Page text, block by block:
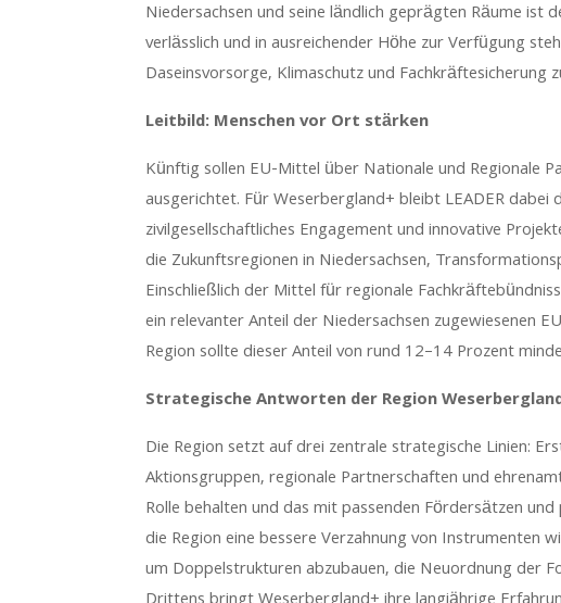
Niedersachsen und seine ländlich geprägten Räume ist
verlässlich und in ausreichender Höhe zur Verfügung
Daseinsvorsorge, Klimaschutz und Fachkräftesicherung
Leitbild: Menschen vor Ort stärken
Künftig sollen EU-Mittel über Nationale und Regionale
ausgerichtet. Für Weserbergland+ bleibt LEADER
zivilgesellschaftliches Engagement und innovative
die Zukunftsregionen in Niedersachsen,
Einschließlich der Mittel für regionale
ein relevanter Anteil der Niedersachsen zugewiesenen
Region sollte dieser Anteil von rund 12–14 Prozent
Strategische Antworten der Region
Die Region setzt auf drei zentrale strategische Linien:
Aktionsgruppen, regionale Partnerschaften und
Rolle behalten und das mit passenden Fördersätzen
die Region eine bessere Verzahnung von Instrumenten
um Doppelstrukturen abzubauen, die Neuordnung der